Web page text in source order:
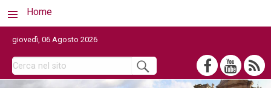
Home
giovedì, 06 Agosto 2026